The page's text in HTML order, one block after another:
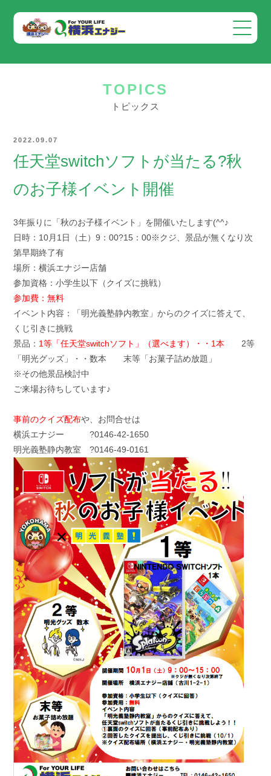
TOPICS
トピックス
2022.09.07
任天堂switchソフトが当たる?秋
のお子様イベント開催
3年振りに「秋のお子様イベント」を開催いたします(^^♪
日時：10月1日（土）9：00?15：00※クジ、景品が無くなり次
第早期終了有
場所：横浜エナジー店舗
参加資格：小学生以下（クイズに挑戦）
参加費：無料
イベント内容：「明光義塾静内教室」からのクイズに答えて、
くじ引きに挑戦
景品： 1等「任天堂switchソフト」（選べます）・・1本 2等
「明光グッズ」・・数本 末等「お菓子詰め放題」
※その他景品検討中
ご来場お待ちしています♪
事前のクイズ配布や、お問合せは
横浜エナジー ?0146-42-1650
明光義塾静内教室 ?0146-49-0161